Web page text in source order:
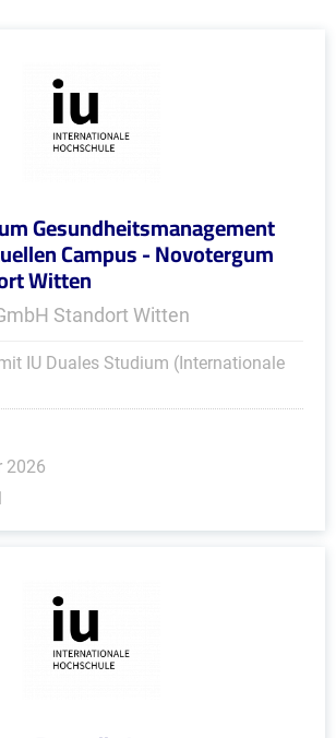
Gesundheitsmanagement
Campus - Novotergum
Witten
Standort Witten
IU Duales Studium (Internationale
2026